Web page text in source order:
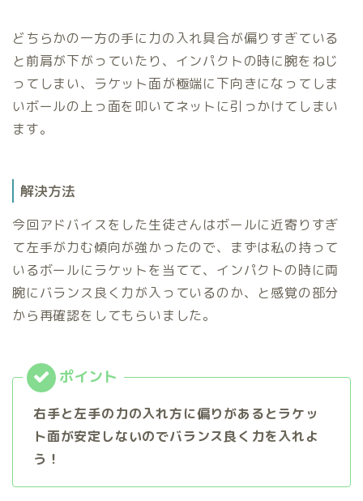
どちらかの一方の手に力の入れ具合が偏りすぎている
と前肩が下がっていたり、インパクトの時に腕をねじ
ってしまい、ラケット面が極端に下向きになってしま
いボールの上っ面を叩いてネットに引っかけてしまい
ます。
解決方法
今回アドバイスをした生徒さんはボールに近寄りすぎ
て左手が力む傾向が強かったので、まずは私の持って
いるボールにラケットを当てて、インパクトの時に両
腕にバランス良く力が入っているのか、と感覚の部分
から再確認をしてもらいました。
右手と左手の力の入れ方に偏りがあるとラケッ
ト面が安定しないのでバランス良く力を入れよ
う！